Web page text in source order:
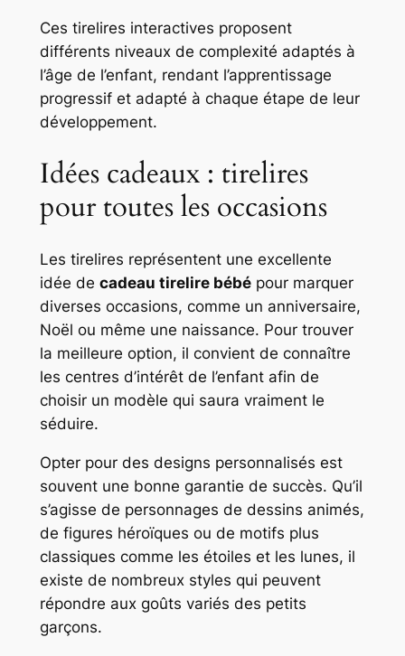
Ces tirelires interactives proposent
différents niveaux de complexité adaptés à
l’âge de l’enfant, rendant l’apprentissage
progressif et adapté à chaque étape de leur
développement.
Idées cadeaux : tirelires
pour toutes les occasions
Les tirelires représentent une excellente
idée de cadeau tirelire bébépour marquer
diverses occasions, comme un anniversaire,
Noël ou même une naissance. Pour trouver
la meilleure option, il convient de connaître
les centres d’intérêt de l’enfant afin de
choisir un modèle qui saura vraiment le
séduire.
Opter pour des designs personnalisés est
souvent une bonne garantie de succès. Qu’il
s’agisse de personnages de dessins animés,
de figures héroïques ou de motifs plus
classiques comme les étoiles et les lunes, il
existe de nombreux styles qui peuvent
répondre aux goûts variés des petits
garçons.